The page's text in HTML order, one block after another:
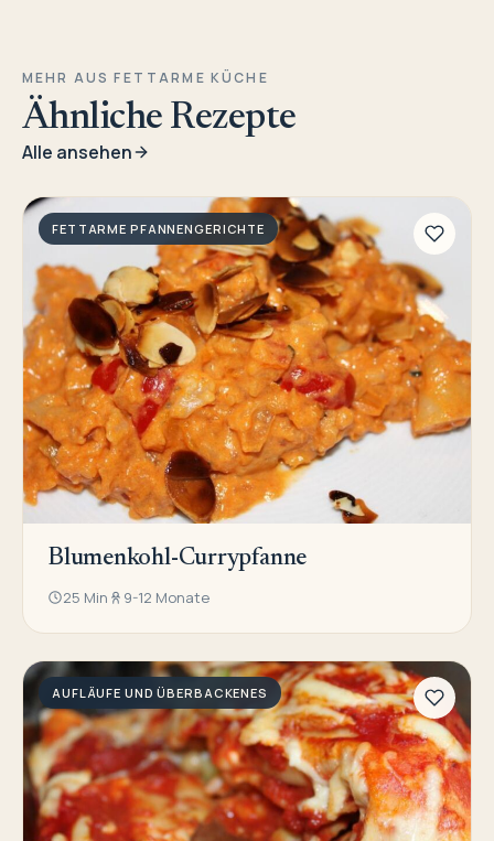
MEHR AUS FETTARME KÜCHE
Ähnliche Rezepte
Alle ansehen
FETTARME PFANNENGERICHTE
Blumenkohl-Currypfanne
25 Min 9-12 Monate
AUFLÄUFE UND ÜBERBACKENES